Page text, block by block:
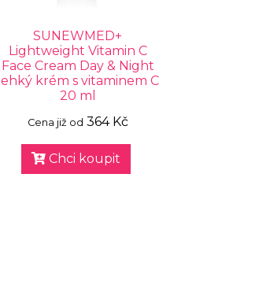
SUNEWMED+
Lightweight Vitamin C
Face Cream Day & Night
lehký krém s vitaminem C
20 ml
Cena již od 364 Kč
Chci koupit